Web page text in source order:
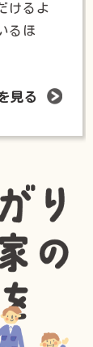
けるよ
るほ
見る